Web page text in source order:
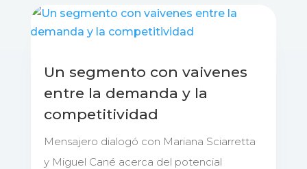
Un segmento con vaivenes
entre la demanda y la
competitividad
Mensajero dialogó con Mariana Sciarretta
y Miguel Cané acerca del potencial